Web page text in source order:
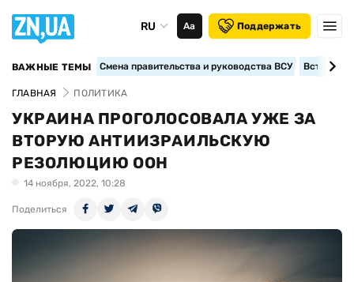
RU Аа Поддержать
ВАЖНЫЕ ТЕМЫ Смена правительства и руководства ВСУ
ГЛАВНАЯ ПОЛИТИКА
УКРАИНА ПРОГОЛОСОВАЛА УЖЕ ЗА
ВТОРУЮ АНТИИЗРАИЛЬСКУЮ
РЕЗОЛЮЦИЮ ООН
14 ноября, 2022, 10:28
Поделиться